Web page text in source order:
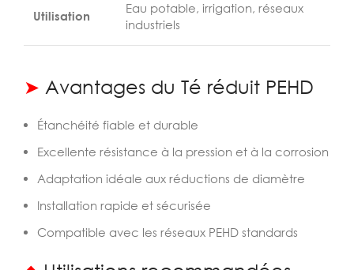
Utilisation
Eau potable, irrigation, réseaux
industriels
➤ Avantages du Té réduit PEHD
Étanchéité fiable et durable
Excellente résistance à la pression et à la corrosion
Adaptation idéale aux réductions de diamètre
Installation rapide et sécurisée
Compatible avec les réseaux PEHD standards